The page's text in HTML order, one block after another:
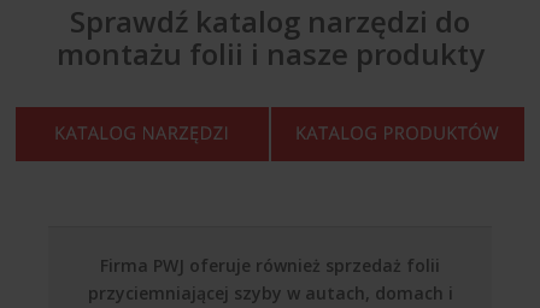
Sprawdź katalog narzędzi do
montażu folii i nasze produkty
Firma PWJ oferuje również sprzedaż folii
przyciemniającej szyby w autach, domach i